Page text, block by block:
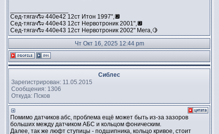
Сед-тягач🐑 440е42 12ст Итон 1997",🔲
Сед-тягач🐑 440е43 12ст Нервотроник 2001",🔲
Сед-тягач🐑 440е43 12ст Нервотроник 2002" Мега,🍋
Чт Окт 16, 2025 12:44 pm
Сиблес
Зарегистрирован: 11.05.2015
Сообщения: 1306
Откуда: Псков
Помимо датчиков абс, проблема ещё может быть из-за зазоров
больших между датчиком АБС и кольцом фоническим.
Далее, так же люфт ступицы - подшипника, кольцо кривое, стоит